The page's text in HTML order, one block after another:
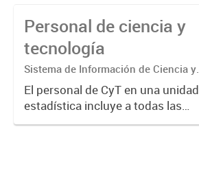
Personal de ciencia y
tecnología
Sistema de Información de Ciencia y
Tecnología Argentino (SICYTAR)
El personal de CyT en una unidad
estadística incluye a todas las
personas involucradas